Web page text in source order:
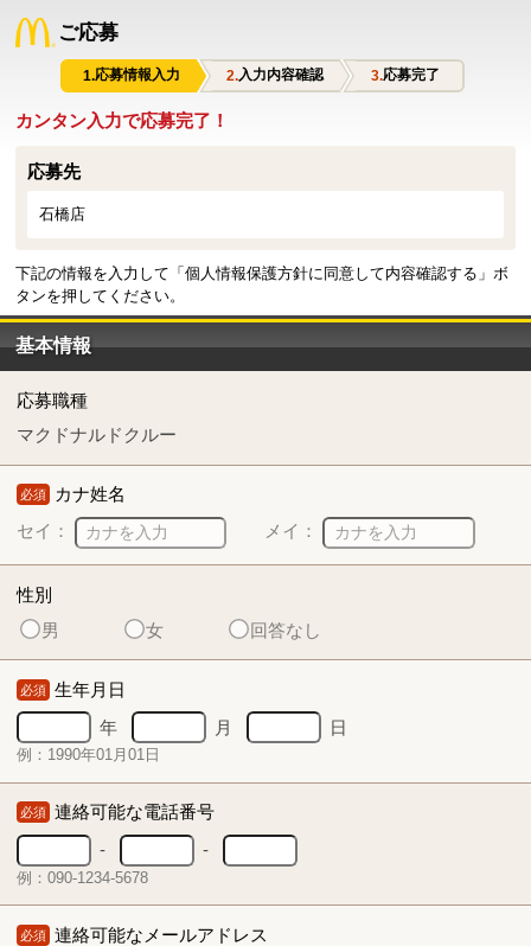
ご応募
応募情報入力 入力内容確認 応募完了
カンタン入力で応募完了！
応募先
石橋店
下記の情報を入力して「個人情報保護方針に同意して内容確認する」ボ
タンを押してください。
基本情報
応募職種
マクドナルドクルー
必須 カナ姓名
セイ：
メイ：
性別
男
女 回答なし
必須 生年月日
年
月 日
例：1990年01月01日
必須 連絡可能な電話番号
-
-
例：090-1234-5678
必須 連絡可能なメールアドレス